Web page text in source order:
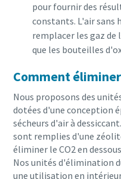
pour fournir des
constants. L'air sans
remplacer les gaz
que les bouteilles
Comment
Nous proposons des
dotées d'une conception
sécheurs d'air à
sont remplies d'une
éliminer le CO2 en
Nos unités d'élimination
une utilisation en